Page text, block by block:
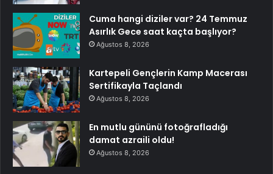
Cuma hangi diziler var? 24 Temmuz
Asırlık Gece saat kaçta başlıyor?
Ağustos 8, 2026
Kartepeli Gençlerin Kamp Macerası
Sertifikayla Taçlandı
Ağustos 8, 2026
En mutlu gününü fotoğrafladığı
damat azraili oldu!
Ağustos 8, 2026